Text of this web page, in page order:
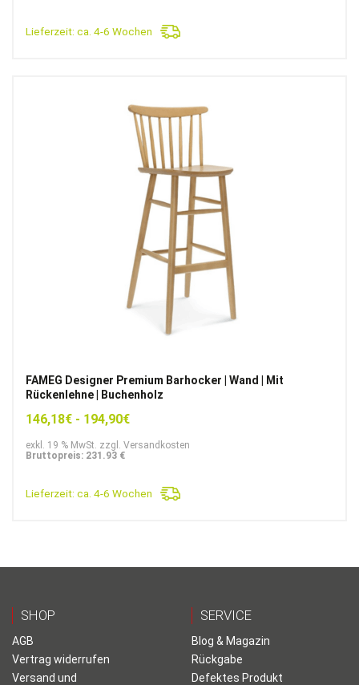
Lieferzeit: ca. 4-6 Wochen
FAMEG Designer Premium Barhocker | Wand | Mit
Rückenlehne | Buchenholz
146,18€ - 194,90€
exkl. 19 % MwSt. zzgl. Versandkosten
Bruttopreis: 231.93 €
Lieferzeit: ca. 4-6 Wochen
SHOP
AGB
Vertrag widerrufen
Versand und
SERVICE
Blog & Magazin
Rückgabe
Defektes Produkt